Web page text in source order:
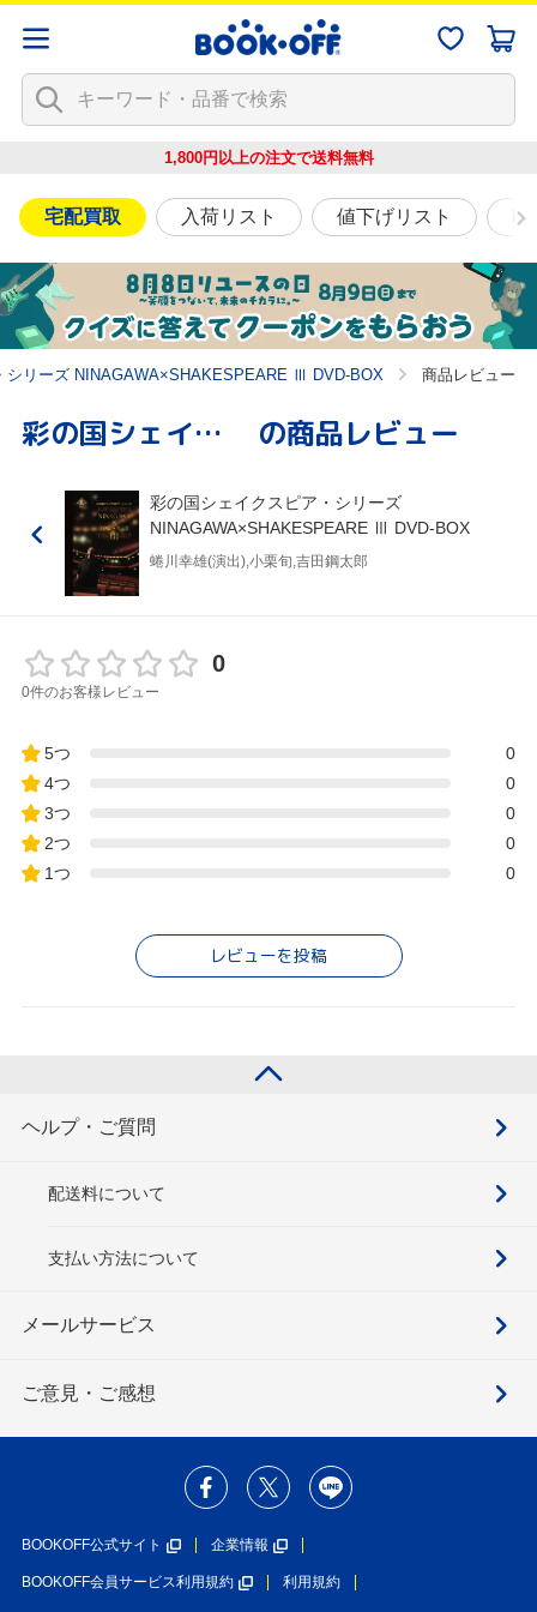
1,800円以上の注文で送料無料
宅配買取 入荷リスト 値下げリスト
シリーズ NINAGAWA×SHAKESPEARE Ⅲ DVD-BOX 商品レビュー
彩の国シェイクスピア・シリーズ NINAGAWA×SHAKESPEARE Ⅲ DVD-BOX の商品レビュー
彩の国シェイクスピア・シリーズ
NINAGAWA×SHAKESPEARE Ⅲ DVD-BOX
蜷川幸雄(演出),小栗旬,吉田鋼太郎
0
0件のお客様レビュー
5つ
0
4つ
0
3つ
0
2つ
0
1つ
0
レビューを投稿
ヘルプ・ご質問
配送料について
支払い方法について
メールサービス
ご意見・ご感想
BOOKOFF公式サイト 企業情報
BOOKOFF会員サービス利用規約 利用規約